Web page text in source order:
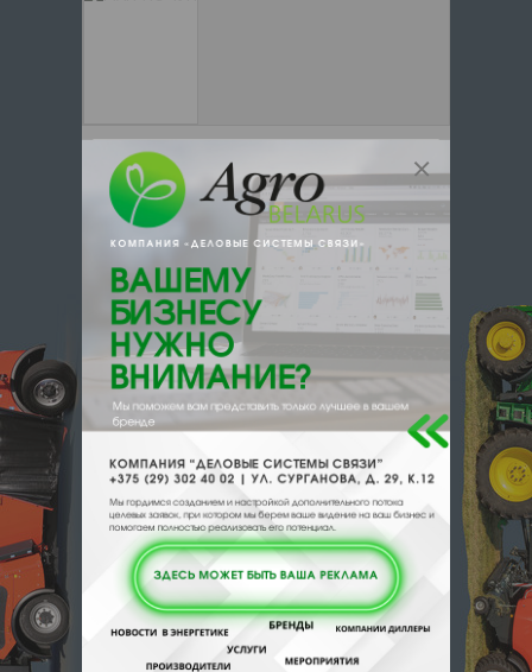
+ 375Показать телефоны
e-mail:
a:2:{s:5:"VALUE";a:0:
{}s:11:"DESCRIPTION";a:0:{}}
220141, , , , Минск, Купревича 10
Отзывы
Чтобы оставить комментарий или
выставить рейтинг, нужно
Войтиили
Зарегистрироваться